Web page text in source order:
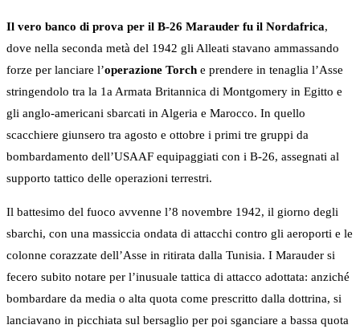
Il vero banco di prova per il B-26 Marauder fu il Nordafrica,
dove nella seconda metà del 1942 gli Alleati stavano ammassando
forze per lanciare l’operazione Torch e prendere in tenaglia l’Asse
stringendolo tra la 1a Armata Britannica di Montgomery in Egitto e
gli anglo-americani sbarcati in Algeria e Marocco. In quello
scacchiere giunsero tra agosto e ottobre i primi tre gruppi da
bombardamento dell’USAAF equipaggiati con i B-26, assegnati al
supporto tattico delle operazioni terrestri.
Il battesimo del fuoco avvenne l’8 novembre 1942, il giorno degli
sbarchi, con una massiccia ondata di attacchi contro gli aeroporti e le
colonne corazzate dell’Asse in ritirata dalla Tunisia. I Marauder si
fecero subito notare per l’inusuale tattica di attacco adottata: anziché
bombardare da media o alta quota come prescritto dalla dottrina, si
lanciavano in picchiata sul bersaglio per poi sganciare a bassa quota